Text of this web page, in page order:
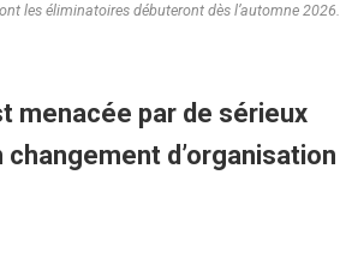
les éliminatoires débuteront dès l’automne 2026.
menacée par de sérieux
d’organisation